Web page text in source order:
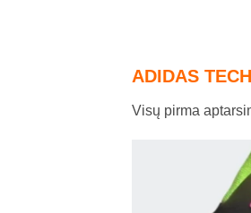
ADIDAS
Visų pirma